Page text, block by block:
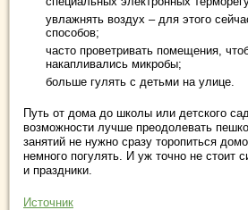
увлажнять воздух – для этого
способов;
часто проветривать помещения,
накапливались микробы;
больше гулять с детьми на улице.
Путь от дома до школы или детского
возможности лучше преодолевать
занятий не нужно сразу торопиться
немного погулять. И уж точно не стоит
и праздники.
Источник